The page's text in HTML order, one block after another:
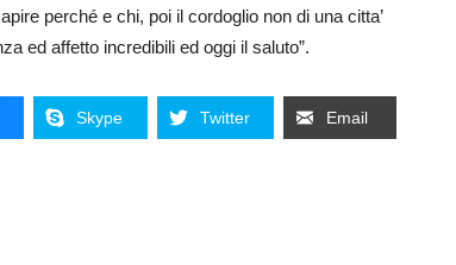
perché e chi, poi il cordoglio non di una citta’
ed affetto incredibili ed oggi il saluto”.
Skype Twitter Email